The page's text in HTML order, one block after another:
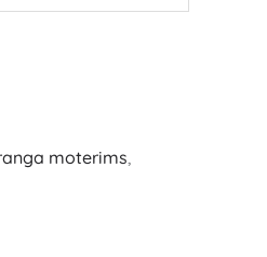
moterims,